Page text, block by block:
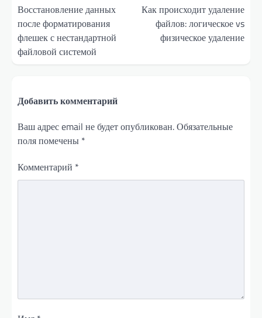
по
записям
Восстановление данных
после форматирования
флешек с нестандартной
файловой системой
Как происходит удаление
файлов: логическое vs
физическое удаление
Добавить комментарий
Ваш адрес email не будет опубликован.Обязательные
поля помечены *
Комментарий *